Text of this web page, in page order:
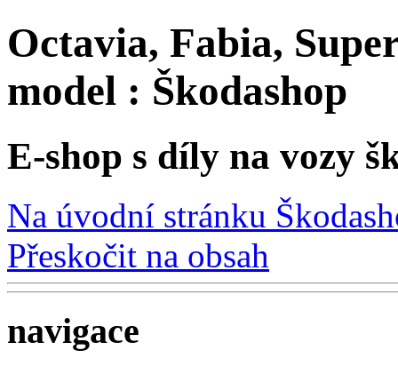
Octavia, Fabia,
model : Škodashop
E-shop s díly na vozy
Na úvodní stránku
Přeskočit na obsah
navigace